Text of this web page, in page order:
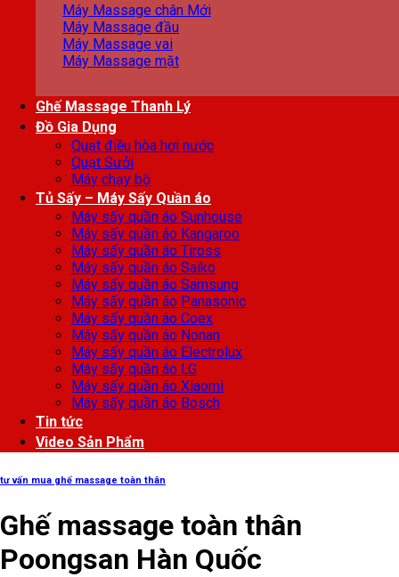
Máy Massage chân
Máy Massage đầu
Máy Massage vai
Máy Massage mặt
Ghế Massage Thanh Lý
Đồ Gia Dụng
Quạt điều hòa hơi nước
Quạt Sưởi
Máy chạy bộ
Tủ Sấy – Máy Sấy Quần áo
Máy sấy quần áo Sunhouse
Máy sấy quần áo Kangaroo
Máy sấy quần áo Tiross
Máy sấy quần áo Saiko
Máy sấy quần áo Samsung
Máy sấy quần áo Panasonic
Máy sấy quần áo Coex
Máy sấy quần áo Nonan
Máy sấy quần áo Electrolux
Máy sấy quần áo LG
Máy sấy quần áo Xiaomi
Máy sấy quần áo Bosch
Tin tức
Video Sản Phẩm
tư vấn mua ghế massage toàn thân
Ghế massage toàn thân
Poongsan Hàn Quốc